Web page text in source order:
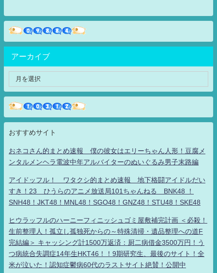
アーカイブ
おすすめサイト
おネコさん的まとめ速報 僕の彼女はエリーちゃん人形！豆腐メ
ンタルメンヘラ電波中年アルバイターのぬいぐるみ男子末路編
アイドッフル！ ワタクシ的まとめ速報 地下格闘アイドルだい
すき！23 ひうらのアニメ放送局101ちゃんねる BNK48 ！
SNH48！JKT48！MNL48！SGO48！GNZ48！STU48！SKE48
ヒウラッフルのハーニーフィニッシュゴミ屋敷補完計画 ＜必殺！
生前整理人！孤立し孤独死からの～特殊清掃・遺品整理への道F
完結編＞ キャッシング計1500万返済：厨二病借金3500万円！う
つ病統合失調症14年生HKT46！！9期研究生、最後のサイト！全
米が泣いた！認知症鬱病60代のラストサイト絶賛！公開中